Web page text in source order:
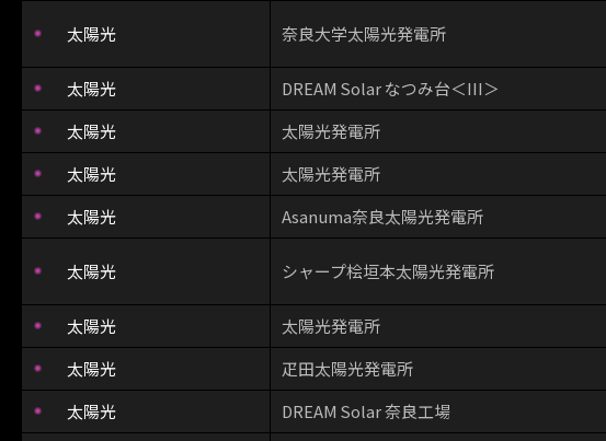
太陽光 奈良大学太陽光発電所
太陽光 DREAM Solar なつみ台＜III＞
太陽光
太陽光発電所
太陽光
太陽光発電所
太陽光
Asanuma奈良太陽光発電所
太陽光 シャープ桧垣本太陽光発電所
太陽光 太陽光発電所
太陽光
疋田太陽光発電所
太陽光
DREAM Solar 奈良工場